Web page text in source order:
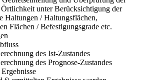
unter Berücksichtigung der
Haltungen / Haltungsflächen,
Flächen / Befestigungsgrade etc.
des Ist-Zustandes
des Prognose-Zustandes